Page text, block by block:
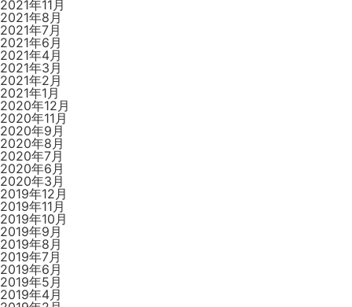
2021年11月
2021年8月
2021年7月
2021年6月
2021年4月
2021年3月
2021年2月
2021年1月
2020年12月
2020年11月
2020年9月
2020年8月
2020年7月
2020年6月
2020年3月
2019年12月
2019年11月
2019年10月
2019年9月
2019年8月
2019年7月
2019年6月
2019年5月
2019年4月